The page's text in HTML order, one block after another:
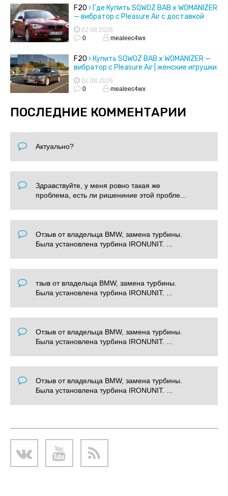
F20
Где Купить SQWOZ BAB x WOMANIZER
— вибратор с Pleasure Air с доставкой
02.08.2026
0
mealeec4wx
F20
Купить SQWOZ BAB x WOMANIZER —
вибратор с Pleasure Air | женские игрушки
01.08.2026
0
mealeec4wx
ПОСЛЕДНИЕ КОММЕНТАРИИ
Актуально?
Здравствуйте, у меня ровно такая же
проблема, есть ли ришениние этой пробле...
Отзыв от владельца BMW, замена турбины.
Была установлена турбина IRONUNIT. ...
тзыв от владельца BMW, замена турбины.
Была установлена турбина IRONUNIT. ...
Отзыв от владельца BMW, замена турбины.
Была установлена турбина IRONUNIT. ...
Отзыв от владельца BMW, замена турбины.
Была установлена турбина IRONUNIT. ...